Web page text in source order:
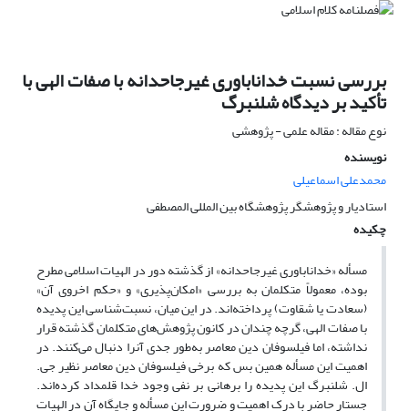
بررسی نسبت خداناباوری غیرجاحدانه با صفات الهی با
تأکید بر دیدگاه شلنبرگ
نوع مقاله : مقاله علمی - پژوهشی
نویسنده
محمدعلی اسماعیلی
استادیار و پژوهشگر پژوهشگاه بین المللی المصطفی
چکیده
مسأله «خداناباوری غیرجاحدانه» از گذشته دور در الهیات اسلامی مطرح
بوده، معمولاً متکلمان به بررسی «امکان‌پذیری» و «حکم اخروی آن»
(سعادت یا شقاوت) پرداخته‌اند. در این میان، نسبت‌شناسی این پدیده
با صفات الهی، گرچه چندان در کانون پژوهش‌های متکلمان گذشته قرار
نداشته، اما فیلسوفان دین معاصر به‌طور جدی آنرا دنبال می‌کنند. در
اهمیت این مسأله همین بس که برخی فیلسوفان دین معاصر نظیر جی.
ال. شلنبرگ این پدیده را برهانی بر نفی وجود خدا قلمداد کرده‌اند.
جستار حاضر با درک اهمیت و ضرورت این مسأله و جایگاه آن در الهیات